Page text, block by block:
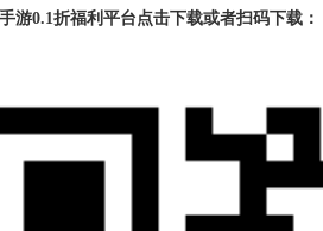
游0.1折福利平台点击下载或者扫码下载：